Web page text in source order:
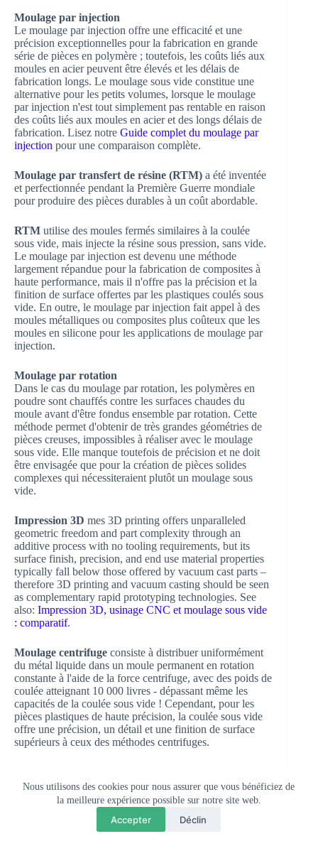
Nous utilisons des cookies pour nous assurer que vous bénéficiez de
la meilleure expérience possible sur notre site web.
Accepter Déclin
Moulage par injection
Le moulage par injection offre une efficacité et une
précision exceptionnelles pour la fabrication en grande
série de pièces en polymère ; toutefois, les coûts liés aux
moules en acier peuvent être élevés et les délais de
fabrication longs. Le moulage sous vide constitue une
alternative pour les petits volumes, lorsque le moulage
par injection n'est tout simplement pas rentable en raison
des coûts liés aux moules en acier et des longs délais de
fabrication. Lisez notre Guide complet du moulage par
injection pour une comparaison complète.
Moulage par transfert de résine (RTM) a été inventée
et perfectionnée pendant la Première Guerre mondiale
pour produire des pièces durables à un coût abordable.
RTM utilise des moules fermés similaires à la coulée
sous vide, mais injecte la résine sous pression, sans vide.
Le moulage par injection est devenu une méthode
largement répandue pour la fabrication de composites à
haute performance, mais il n'offre pas la précision et la
finition de surface offertes par les plastiques coulés sous
vide. En outre, le moulage par injection fait appel à des
moules métalliques ou composites plus coûteux que les
moules en silicone pour les applications de moulage par
injection.
Moulage par rotation
Dans le cas du moulage par rotation, les polymères en
poudre sont chauffés contre les surfaces chaudes du
moule avant d'être fondus ensemble par rotation. Cette
méthode permet d'obtenir de très grandes géométries de
pièces creuses, impossibles à réaliser avec le moulage
sous vide. Elle manque toutefois de précision et ne doit
être envisagée que pour la création de pièces solides
complexes qui nécessiteraient plutôt un moulage sous
vide.
Impression 3D mes 3D printing offers unparalleled
geometric freedom and part complexity through an
additive process with no tooling requirements, but its
surface finish, precision, and end use material properties
typically fall below those offered by vacuum cast parts –
therefore 3D printing and vacuum casting should be seen
as complementary rapid prototyping technologies. See
also: Impression 3D, usinage CNC et moulage sous vide
: comparatif.
Moulage centrifuge consiste à distribuer uniformément
du métal liquide dans un moule permanent en rotation
constante à l'aide de la force centrifuge, avec des poids de
coulée atteignant 10 000 livres - dépassant même les
capacités de la coulée sous vide ! Cependant, pour les
pièces plastiques de haute précision, la coulée sous vide
offre une précision, un détail et une finition de surface
supérieurs à ceux des méthodes centrifuges.
combinaison optimale de coûts d'outillage initiaux,
d'options de sélection des matériaux, de tailles de pièces
pouvant être produites en séries de différentes longueurs,
de tailles de séries de précision et de qualité de surface -
ce qui en fait une alternative attrayante et rentable pour
Questions? Chat with us